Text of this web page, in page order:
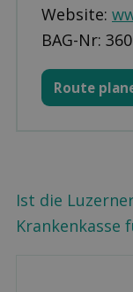
Website:
BAG-Nr: 360
Route
Ist die
Krankenkasse